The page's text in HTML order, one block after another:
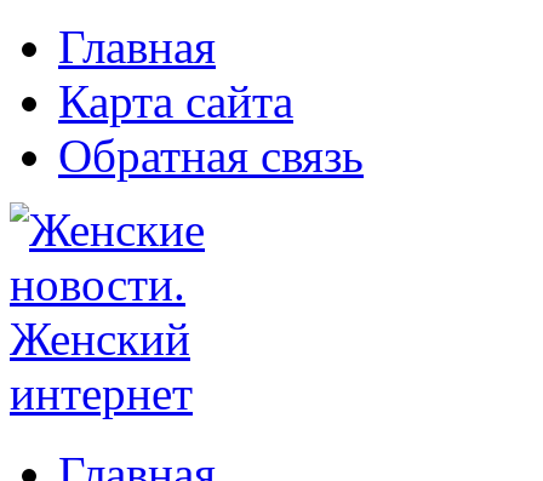
Главная
Карта сайта
Обратная связь